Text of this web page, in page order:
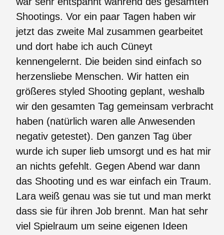
Shootings. Vor ein paar Tagen haben wir
jetzt das zweite Mal zusammen gearbeitet
und dort habe ich auch Cüneyt
kennengelernt. Die beiden sind einfach so
herzensliebe Menschen. Wir hatten ein
größeres styled Shooting geplant, weshalb
wir den gesamten Tag gemeinsam verbracht
haben (natürlich waren alle Anwesenden
negativ getestet). Den ganzen Tag über
wurde ich super lieb umsorgt und es hat mir
an nichts gefehlt. Gegen Abend war dann
das Shooting und es war einfach ein Traum.
Lara weiß genau was sie tut und man merkt
dass sie für ihren Job brennt. Man hat sehr
viel Spielraum um seine eigenen Ideen